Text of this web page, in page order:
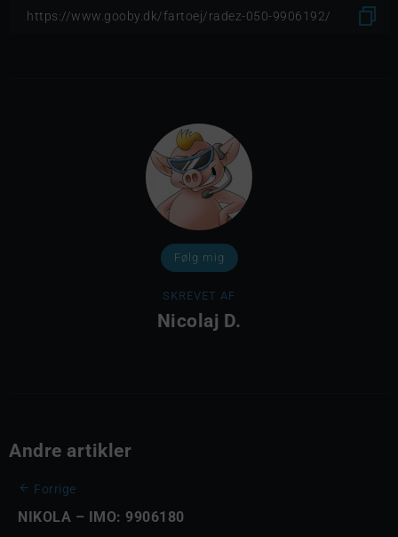
Følg mig
SKREVET AF
Nicolaj D.
Andre artikler
Forrige
NIKOLA – IMO: 9906180